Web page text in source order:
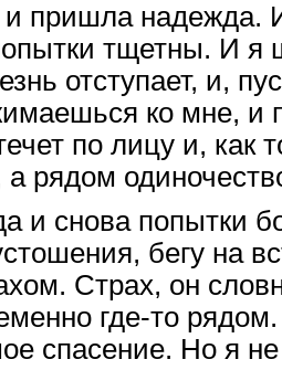
пришла надежда.
тщетны. И я
отступает, и,
ко мне, и
по лицу и, как
а рядом
и снова попытки
бегу на
Страх, он
где-то
спасение. Но я